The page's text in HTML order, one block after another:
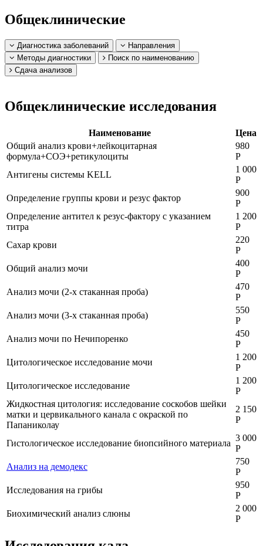
Общеклинические
Диагностика заболеваний
Направления
Методы диагностики
Поиск по наименованию
Сдача анализов
Общеклинические исследования
Наименование
Цена
Общий анализ крови+лейкоцитарная
формула+СОЭ+ретикулоциты
980
Р
Антигены системы KELL
1 000
Р
Определение группы крови и резус фактор
900
Р
Определение антител к резус-фактору с указанием
титра
1 200
Р
Сахар крови
220
Р
Общий анализ мочи
400
Р
Анализ мочи (2-х стаканная проба)
470
Р
Анализ мочи (3-х стаканная проба)
550
Р
Анализ мочи по Нечипоренко
450
Р
Цитологическое исследование мочи
1 200
Р
Цитологическое исследование
1 200
Р
Жидкостная цитология: исследование соскобов шейки
матки и цервикального канала с окраской по
Папаниколау
2 150
Р
Гистологическое исследование биопсийного материала
3 000
Р
Анализ на демодекс
750
Р
Исследования на грибы
950
Р
Биохимический анализ слюны
2 000
Р